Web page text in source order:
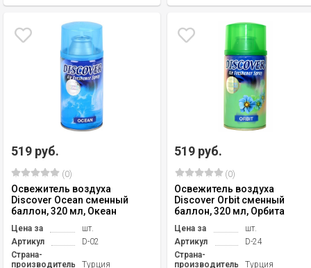
519 руб.
(0)
Освежитель воздуха
Discover Ocean сменный
баллон, 320 мл, Океан
Цена за
шт.
Артикул
D-02
Страна-
производитель
Турция
519 руб.
(0)
Освежитель воздуха
Discover Orbit сменный
баллон, 320 мл, Орбита
Цена за
шт.
Артикул
D-24
Страна-
производитель
Турция